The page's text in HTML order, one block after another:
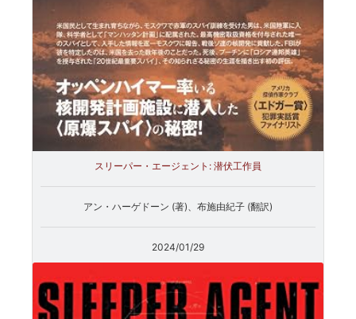
スリーパー・エージェント: 潜伏工作員
アン・ハーゲドーン (著)、布施由紀子 (翻訳)
2024/01/29